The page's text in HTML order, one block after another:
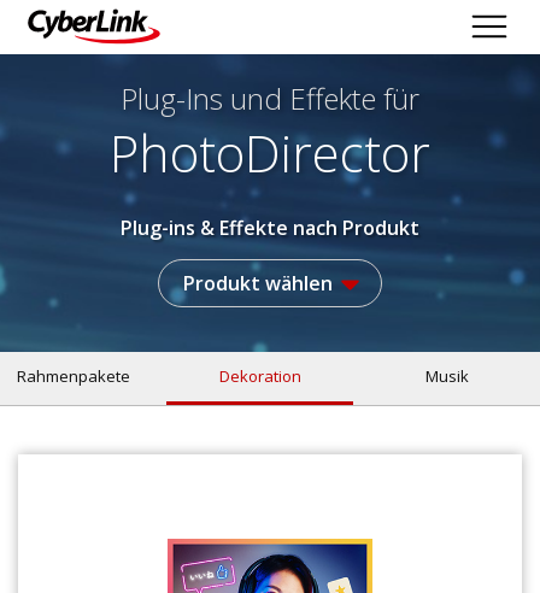
Plug-Ins und Effekte für
PhotoDirector
Plug-ins & Effekte nach Produkt
Produkt wählen
Rahmenpakete Dekoration Musik